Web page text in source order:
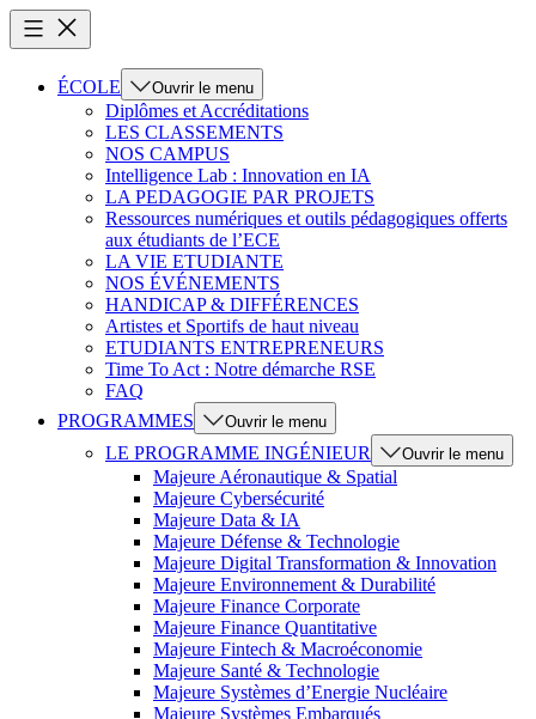
ÉCOLE Ouvrir le menu
Diplômes et Accréditations
LES CLASSEMENTS
NOS CAMPUS
Intelligence Lab : Innovation en IA
LA PEDAGOGIE PAR PROJETS
Ressources numériques et outils pédagogiques offerts
aux étudiants de l’ECE
LA VIE ETUDIANTE
NOS ÉVÉNEMENTS
HANDICAP & DIFFÉRENCES
Artistes et Sportifs de haut niveau
ETUDIANTS ENTREPRENEURS
Time To Act : Notre démarche RSE
FAQ
PROGRAMMES
Ouvrir le menu
LE PROGRAMME INGÉNIEUR Ouvrir le menu
Majeure Aéronautique & Spatial
Majeure Cybersécurité
Majeure Data & IA
Majeure Défense & Technologie
Majeure Digital Transformation & Innovation
Majeure Environnement & Durabilité
Majeure Finance Corporate
Majeure Finance Quantitative
Majeure Fintech & Macroéconomie
Majeure Santé & Technologie
Majeure Systèmes d’Energie Nucléaire
Majeure Systèmes Embarqués